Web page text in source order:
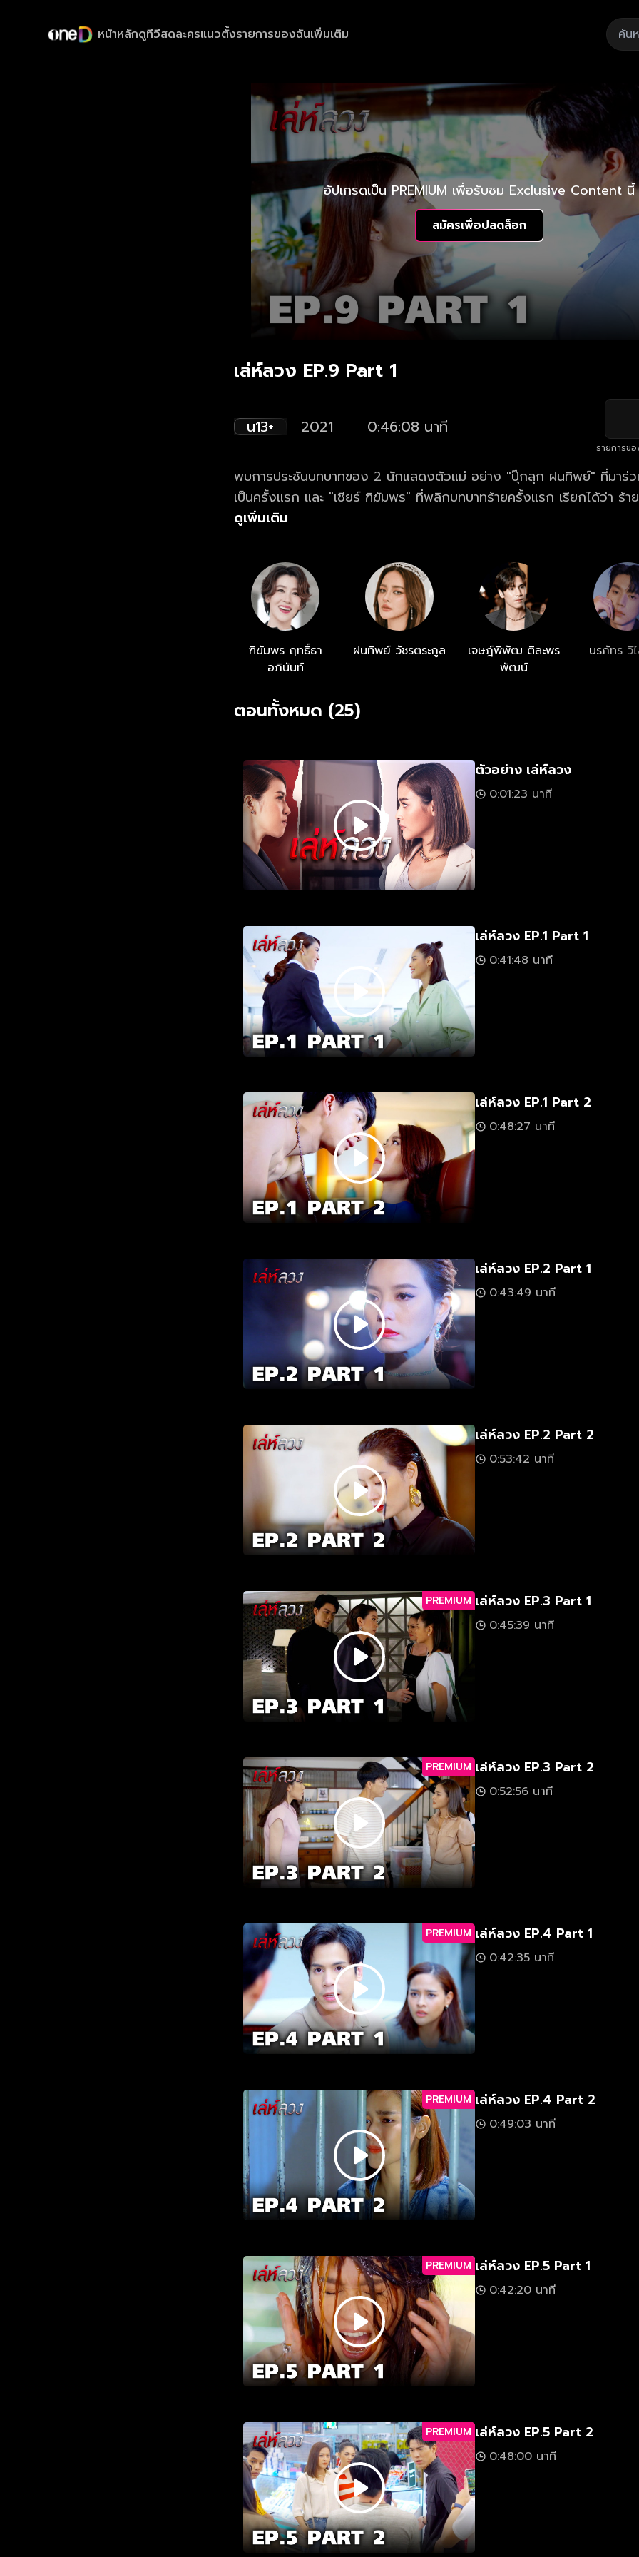
หน้าหลักดูทีวีสดละครแนวตั้งรายการของฉันเพิ่มเติม
อัปเกรดเป็น PREMIUM เพื่อรับชม Exclusive Content นี้
สมัครเพื่อปลดล็อก
เล่ห์ลวง EP.9 Part 1
น13+ 2021 0:46:08 นาที
รายการข
พบการประชันบทบาทของ 2 นักแสดงตัวแม่ อย่าง "ปุ๊กลุก ฝนทิพย์" ที่มาร่
เป็นครั้งแรก และ "เชียร์ ฑิฆัมพร" ที่พลิกบทบาทร้ายครั้งแรก เรียกได้ว่า ร้า
สุดใจแน่นอน!!!... เมื่อแม่ค้าออนไลน์สาวผู้กำลังตกที่นั่งลำบาก ยอมควักเงินก้อ
การกระชากหน้ากากและเอาคืนจึงเริ่มต้นขึ้น!
ดูเพิ่มเติม
ฑิฆัมพร ฤทธิ์ธา
อภินันท์
ฝนทิพย์ วัชรตระกูล
เจษฎ์พิพัฒ ติละพร
พัฒน์
นรภัทร วิ
ตอนทั้งหมด (25)
ตัวอย่าง เล่ห์ลวง
0:01:23 นาที
เล่ห์ลวง EP.1 Part 1
0:41:48 นาที
เล่ห์ลวง EP.1 Part 2
0:48:27 นาที
เล่ห์ลวง EP.2 Part 1
0:43:49 นาที
เล่ห์ลวง EP.2 Part 2
0:53:42 นาที
PREMIUM เล่ห์ลวง EP.3 Part 1
0:45:39 นาที
PREMIUM เล่ห์ลวง EP.3 Part 2
0:52:56 นาที
PREMIUM เล่ห์ลวง EP.4 Part 1
0:42:35 นาที
PREMIUM เล่ห์ลวง EP.4 Part 2
0:49:03 นาที
PREMIUM เล่ห์ลวง EP.5 Part 1
0:42:20 นาที
PREMIUM เล่ห์ลวง EP.5 Part 2
0:48:00 นาที